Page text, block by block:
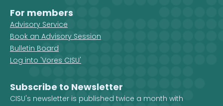
For members
Advisory Service
Book an Advisory Session
Bulletin Board
Log into 'Vores CISU'
Subscribe to Newsletter
CISU's newsletter is published twice a month with